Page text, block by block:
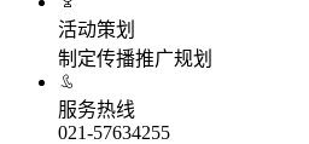
活动策划
制定传播推广规划
服务热线
021-57634255